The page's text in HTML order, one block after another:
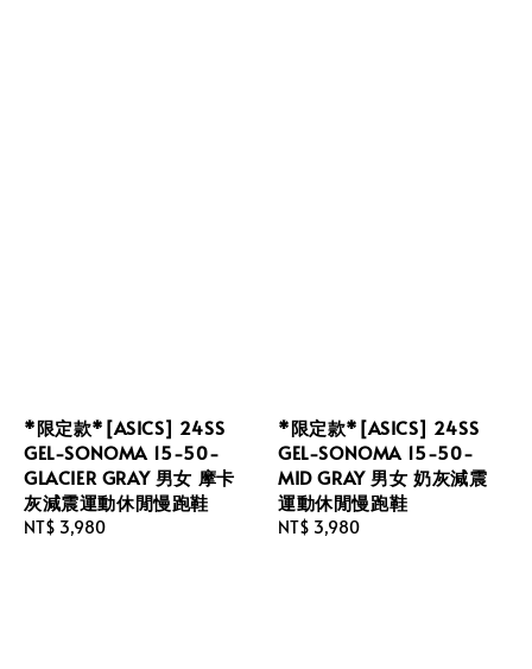
*限定款*[ASICS] 24SS
GEL-SONOMA 15-50-
GLACIER GRAY 男女 摩卡
灰減震運動休閒慢跑鞋
Regular
NT$ 3,980
*限定款*[ASICS] 24SS
GEL-SONOMA 15-50-
MID GRAY 男女 奶灰減震
運動休閒慢跑鞋
Regular
NT$ 3,980